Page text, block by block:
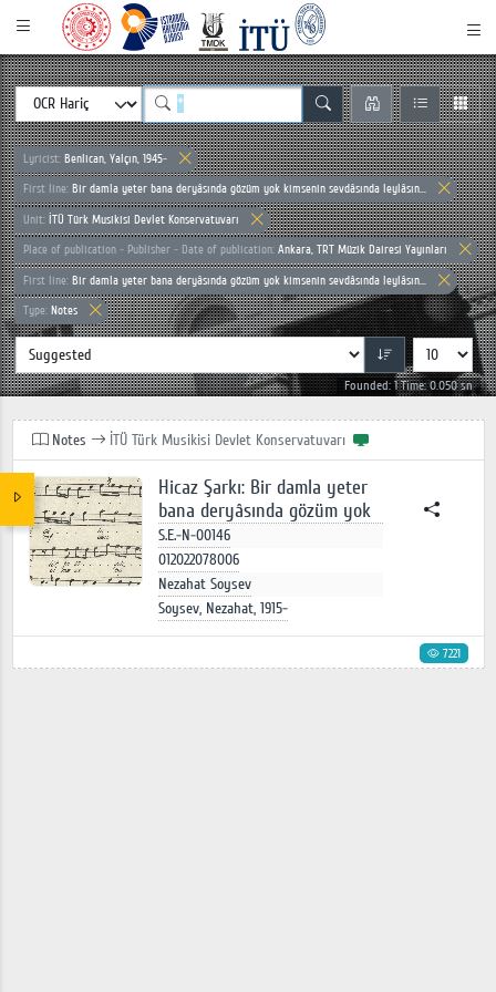
Lyricist: Benlican, Yalçın, 1945-
First line: Bir damla yeter bana deryâsında gözüm yok kimsenin sevdâsında leylâsın...
Unit: İTÜ Türk Musikisi Devlet Konservatuvarı
Place of publication - Publisher - Date of publication: Ankara, TRT Müzik Dairesi Yayınları
First line: Bir damla yeter bana deryâsında gözüm yok kimsenin sevdâsında leylâsın...
Type: Notes
Founded: 1 Time: 0.050 sn
Notes İTÜ Türk Musikisi Devlet Konservatuvarı
Hicaz Şarkı: Bir damla yeter
bana deryâsında gözüm yok
S.E.-N-00146
012022078006
Nezahat Soysev
Soysev, Nezahat, 1915-
7221